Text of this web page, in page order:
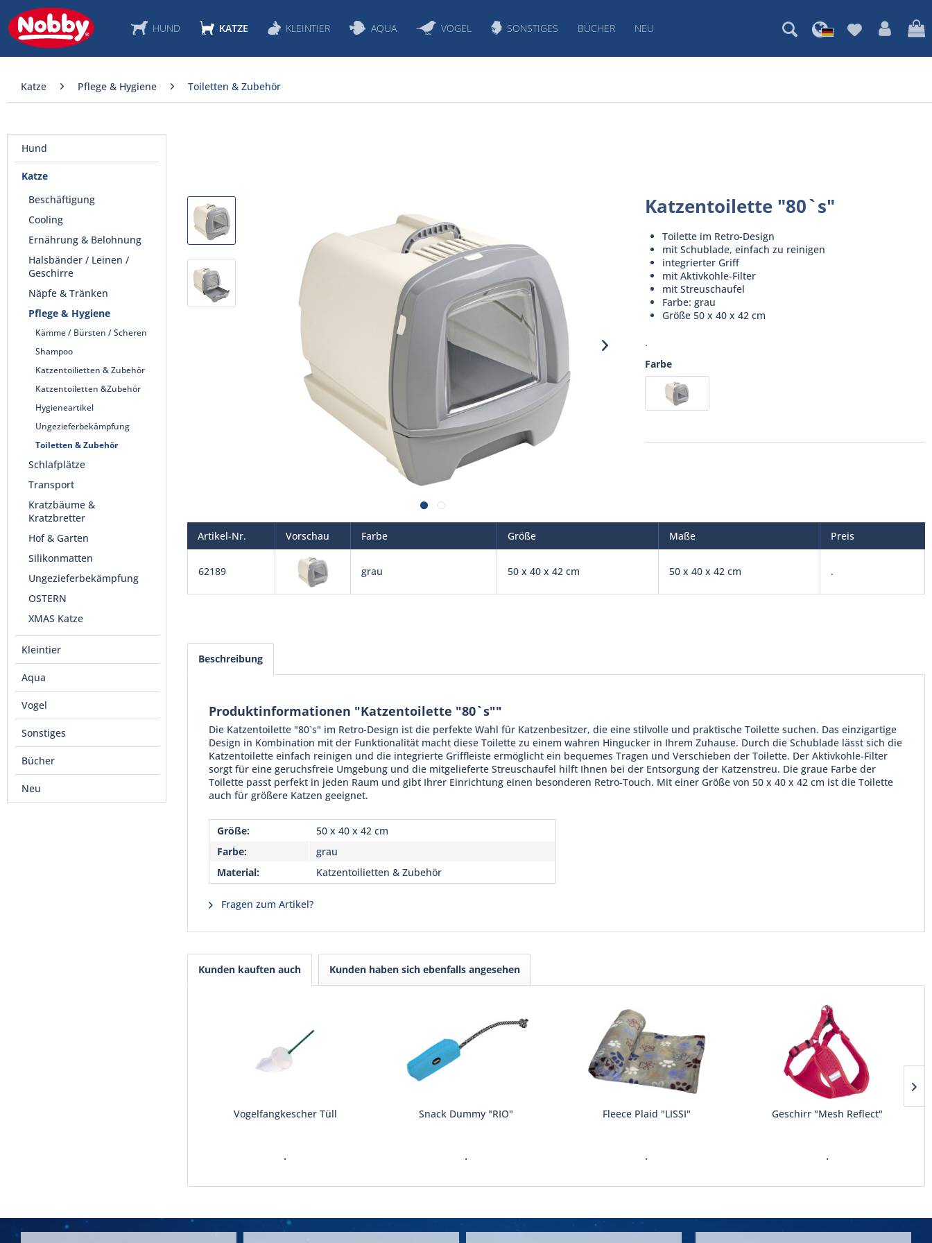
HUND KATZE KLEINTIER AQUA VOGEL SONSTIGES BÜCHER NEU
Katze Pflege & Hygiene Toiletten & Zubehör
Hund
Katze
Beschäftigung
Cooling
Ernährung & Belohnung
Halsbänder / Leinen /
Geschirre
Näpfe & Tränken
Pflege & Hygiene
Kämme / Bürsten / Scheren
Shampoo
Katzentoilietten & Zubehör
Katzentoiletten &Zubehör
Hygieneartikel
Ungezieferbekämpfung
Toiletten & Zubehör
Schlafplätze
Transport
Kratzbäume &
Kratzbretter
Hof & Garten
Silikonmatten
Ungezieferbekämpfung
OSTERN
XMAS Katze
Kleintier
Aqua
Vogel
Sonstiges
Bücher
Neu
Katzentoilette "80`s"
Toilette im Retro-Design
mit Schublade, einfach zu reinigen
integrierter Griff
mit Aktivkohle-Filter
mit Streuschaufel
Farbe: grau
Größe 50 x 40 x 42 cm
.
Farbe
Artikel-Nr. Vorschau Farbe Größe Maße Preis
62189 grau 50 x 40 x 42 cm 50 x 40 x 42 cm .
Beschreibung
Produktinformationen "Katzentoilette "80`s""
Die Katzentoilette "80`s" im Retro-Design ist die perfekte Wahl für Katzenbesitzer, die eine stilvolle und praktische Toilette suchen. Das einzigartige
Design in Kombination mit der Funktionalität macht diese Toilette zu einem wahren Hingucker in Ihrem Zuhause. Durch die Schublade lässt sich die
Katzentoilette einfach reinigen und die integrierte Griffleiste ermöglicht ein bequemes Tragen und Verschieben der Toilette. Der Aktivkohle-Filter
sorgt für eine geruchsfreie Umgebung und die mitgelieferte Streuschaufel hilft Ihnen bei der Entsorgung der Katzenstreu. Die graue Farbe der
Toilette passt perfekt in jeden Raum und gibt Ihrer Einrichtung einen besonderen Retro-Touch. Mit einer Größe von 50 x 40 x 42 cm ist die Toilette
auch für größere Katzen geeignet.
Größe:
50 x 40 x 42 cm
Farbe:
grau
Material:
Katzentoilietten & Zubehör
Fragen zum Artikel?
Kunden kauften auch Kunden haben sich ebenfalls angesehen
Vogelfangkescher Tüll
.
Snack Dummy "RIO"
.
Fleece Plaid "LISSI"
.
Geschirr "Mesh Reflect"
.